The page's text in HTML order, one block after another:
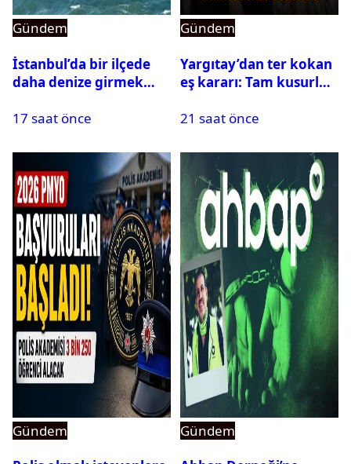
Gündem
İstanbul’da bir ilçede
daha denize girmek
17 saat önce
Gündem
Yargıtay’dan ter kokan
eş kararı: Tam kusurlu
21 saat önce
Gündem
Gündem